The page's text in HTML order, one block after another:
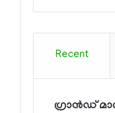
Recent
ഗ്രാന്‍ഡ്